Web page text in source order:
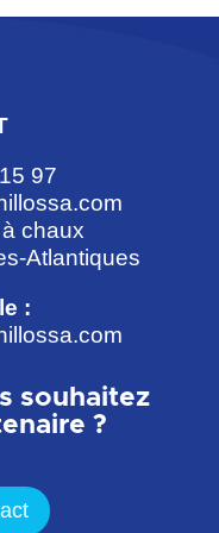
97
chaux
Atlantiques
:
souhaitez
?